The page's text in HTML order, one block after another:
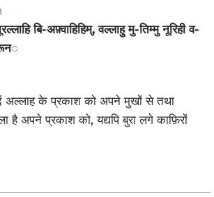
बि-अफ़्वाहिहिम्, वल्लाहु मु-तिम्मु नूरिही व-
अल्लाह के प्रकाश को अपने मुखों से तथा
है अपने प्रकाश को, यद्यपि बुरा लगे काफ़िरों